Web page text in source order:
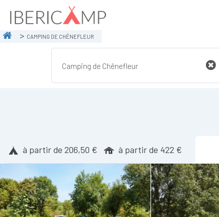
CAMPING DE CHÊNEFLEUR
à partir de 206,50 € à partir de 422 €